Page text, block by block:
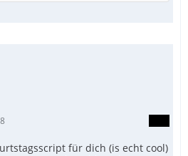
für dich (is echt cool)